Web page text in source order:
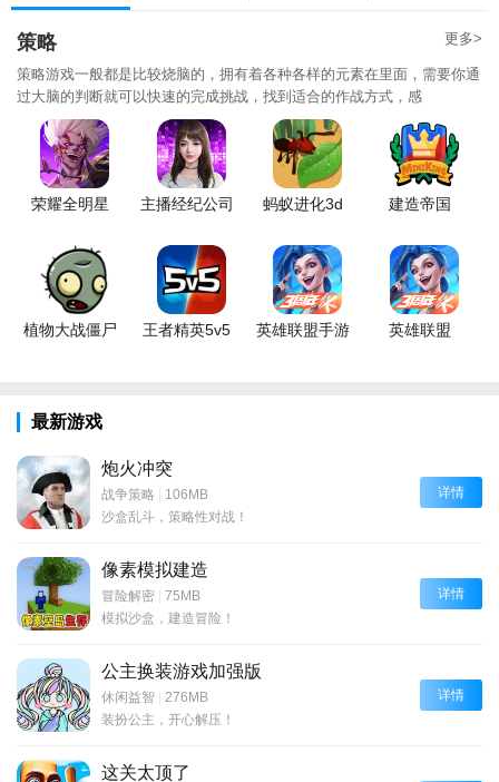
策略 更多>
策略游戏一般都是比较烧脑的，拥有着各种各样的元素在里面，需要你通
过大脑的判断就可以快速的完成挑战，找到适合的作战方式，感
荣耀全明星 主播经纪公司 蚂蚁进化3d 建造帝国
植物大战僵尸 王者精英5v5 英雄联盟手游 英雄联盟
最新游戏
炮火冲突
战争策略 | 106MB
沙盒乱斗，策略性对战！
详情
像素模拟建造
冒险解密 | 75MB
模拟沙盒，建造冒险！
详情
公主换装游戏加强版
休闲益智 | 276MB
装扮公主，开心解压！
详情
这关太顶了